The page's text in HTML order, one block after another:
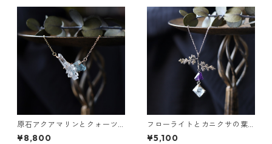
原石アクアマリンとクォーツ
のネックレス
¥8,800
フローライトとカニクサの葉
ネックレス
¥5,100